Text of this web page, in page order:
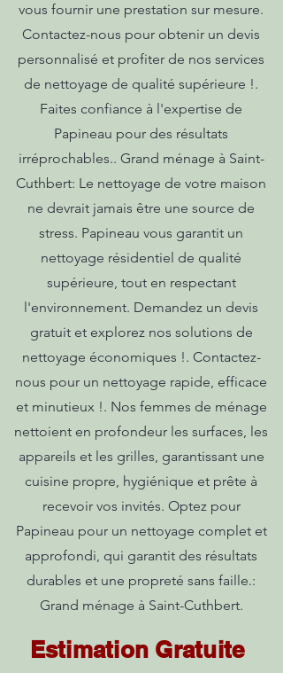
vous fournir une prestation sur mesure.
Contactez-nous pour obtenir un devis
personnalisé et profiter de nos services
de nettoyage de qualité supérieure !.
Faites confiance à l'expertise de
Papineau pour des résultats
irréprochables.. Grand ménage à Saint-
Cuthbert: Le nettoyage de votre maison
ne devrait jamais être une source de
stress. Papineau vous garantit un
nettoyage résidentiel de qualité
supérieure, tout en respectant
l'environnement. Demandez un devis
gratuit et explorez nos solutions de
nettoyage économiques !. Contactez-
nous pour un nettoyage rapide, efficace
et minutieux !. Nos femmes de ménage
nettoient en profondeur les surfaces, les
appareils et les grilles, garantissant une
cuisine propre, hygiénique et prête à
recevoir vos invités. Optez pour
Papineau pour un nettoyage complet et
approfondi, qui garantit des résultats
durables et une propreté sans faille.:
Grand ménage à Saint-Cuthbert.
Estimation Gratuite